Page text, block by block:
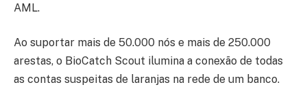
AML.
Ao suportar mais de 50.000 nós e mais de 250.000
arestas, o BioCatch Scout ilumina a conexão de todas
as contas suspeitas de laranjas na rede de um banco.